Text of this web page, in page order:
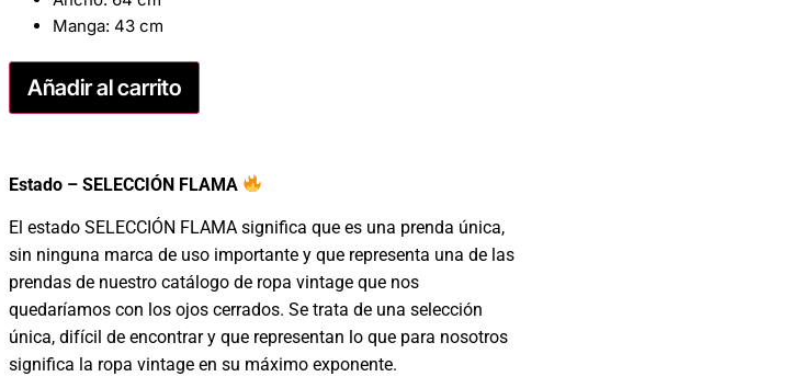
Manga: 43 cm
Añadir al carrito
Estado – SELECCIÓN FLAMA
El estado SELECCIÓN FLAMA significa que es una prenda única,
sin ninguna marca de uso importante y que representa una de las
prendas de nuestro catálogo de ropa vintage que nos
quedaríamos con los ojos cerrados. Se trata de una selección
única, difícil de encontrar y que representan lo que para nosotros
significa la ropa vintage en su máximo exponente.